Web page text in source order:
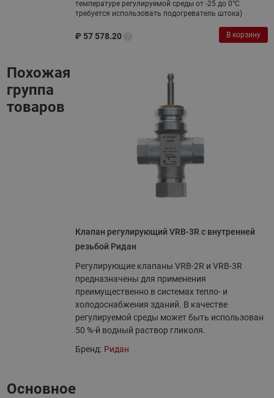
температуре регулируемой среды от -25 до 0°С
требуется использовать подогреватель штока)
₽ 57 578.20 В корзину
Похожая
группа
товаров
Клапан регулирующий VRB-3R с внутренней
резьбой Ридан
Регулирующие клапаны VRB-2R и VRB-3R
предназначены для применения
преимущественно в системах тепло- и
холодоснабжения зданий. В качестве
регулируемой среды может быть использован
50 %-й водный раствор гликоля.
Бренд: Ридан
Основное